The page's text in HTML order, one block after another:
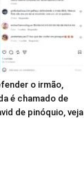
o irmão,
é chamado de
de pinóquio, veja